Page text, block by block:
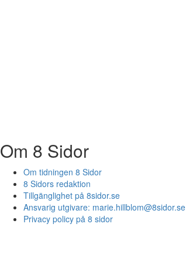
Om 8 Sidor
Om tidningen 8 Sidor
8 Sidors redaktion
Tillgänglighet på 8sidor.se
Ansvarig utgivare: marie.hillblom@8sidor.se
Privacy policy på 8 sidor